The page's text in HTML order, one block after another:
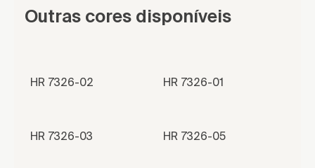
Outras cores disponíveis
HR 7326-02 HR 7326-01
HR 7326-03 HR 7326-05